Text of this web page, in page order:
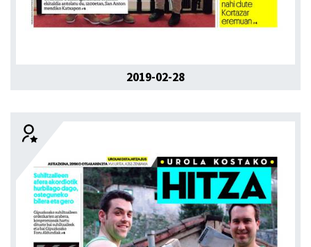
2019-02-28